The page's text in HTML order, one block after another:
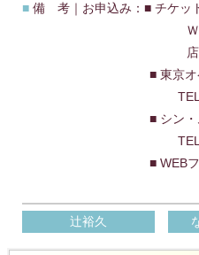
■ 備 考｜お申込み：■ チケッ
ＷＥＢ購
店頭購入：セ
■ 東京オペラシテ
TEL:03-5353-
■ シン・ムジ
TEL:054-294-8127
■ WEBフォームか
（7/10チ
辻裕久